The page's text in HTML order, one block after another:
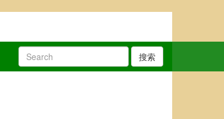
搜索